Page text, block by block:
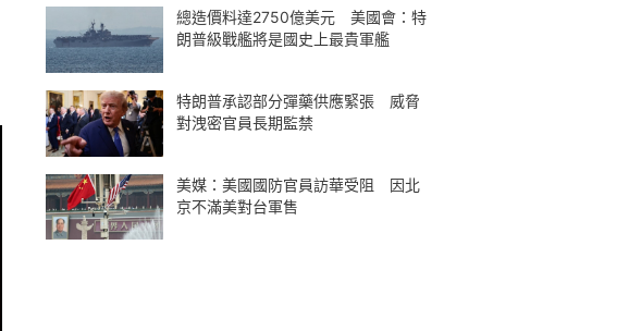
總造價料達2750億美元 美國會：特
朗普級戰艦將是國史上最貴軍艦
特朗普承認部分彈藥供應緊張 威脅
對洩密官員長期監禁
美媒：美國國防官員訪華受阻 因北
京不滿美對台軍售